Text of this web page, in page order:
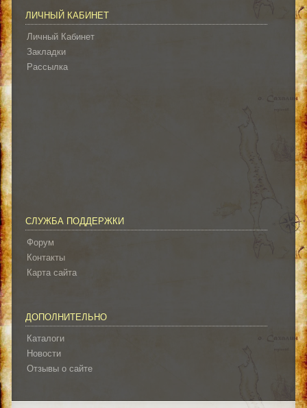
ЛИЧНЫЙ КАБИНЕТ
Личный Кабинет
Закладки
Рассылка
СЛУЖБА ПОДДЕРЖКИ
Форум
Контакты
Карта сайта
ДОПОЛНИТЕЛЬНО
Каталоги
Новости
Отзывы о сайте